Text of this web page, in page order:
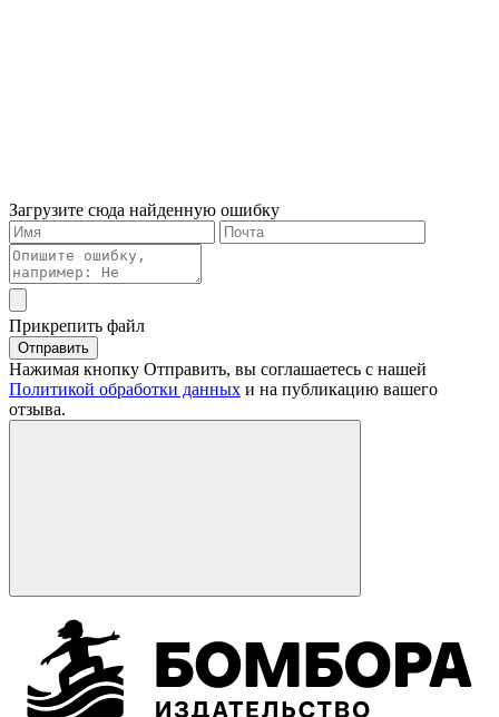
Загрузите сюда найденную ошибку
Прикрепить файл
Отправить
Нажимая кнопку Отправить, вы соглашаетесь с нашей
Политикой обработки данных и на публикацию вашего
отзыва.